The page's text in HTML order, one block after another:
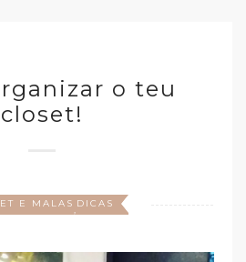
o teu
closet!
E MALAS
,
DICAS